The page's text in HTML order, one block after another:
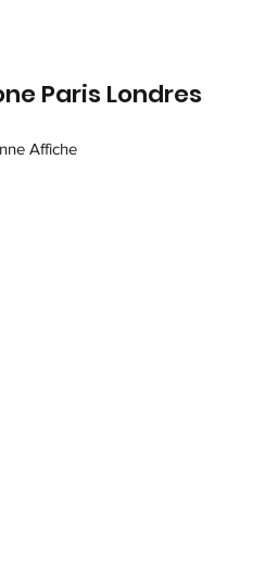
Paris Londres
Affiche